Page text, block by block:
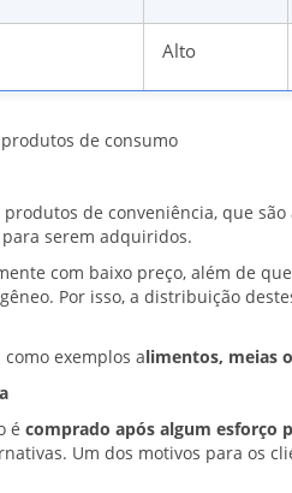
Alto
de consumo
de conveniência, que são
serem adquiridos.
com baixo preço, além de
Por isso, a distribuição
exemplos alimentos, meias
é comprado após algum esforço
Um dos motivos para os